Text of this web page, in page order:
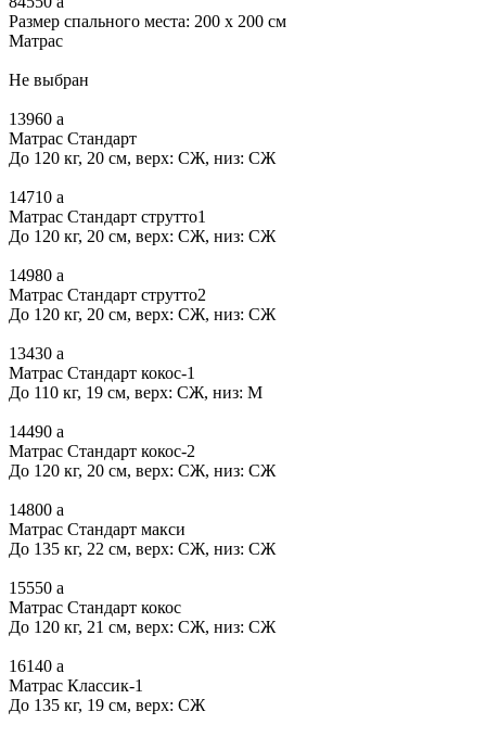
Размер спального места: 200 x 200 см
Матрас
Не выбран
13960 a
Матрас Стандарт
До 120 кг, 20 см, верх: СЖ, низ: СЖ
14710 a
Матрас Стандарт струтто1
До 120 кг, 20 см, верх: СЖ, низ: СЖ
14980 a
Матрас Стандарт струтто2
До 120 кг, 20 см, верх: СЖ, низ: СЖ
13430 a
Матрас Стандарт кокос-1
До 110 кг, 19 см, верх: СЖ, низ: М
14490 a
Матрас Стандарт кокос-2
До 120 кг, 20 см, верх: СЖ, низ: СЖ
14800 a
Матрас Стандарт макси
До 135 кг, 22 см, верх: СЖ, низ: СЖ
15550 a
Матрас Стандарт кокос
До 120 кг, 21 см, верх: СЖ, низ: СЖ
16140 a
Матрас Классик-1
До 135 кг, 19 см, верх: СЖ